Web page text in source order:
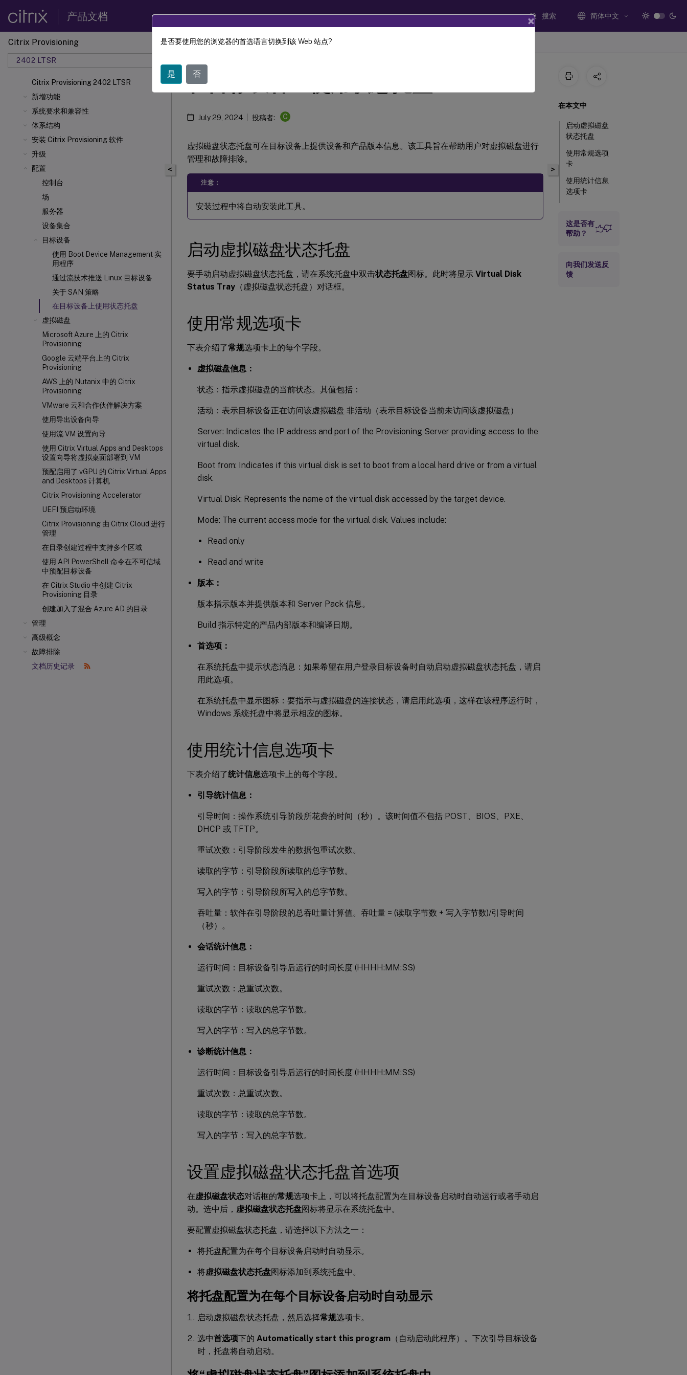
产品文档 搜索 简体中文
Citrix Provisioning
2402 LTSR
Citrix Provisioning 2402 LTSR
新增功能
系统要求和兼容性
体系结构
安装 Citrix Provisioning 软件
升级
配置
控制台
场
服务器
设备集合
目标设备
使用 Boot Device Management 实
用程序
通过流技术推送 Linux 目标设备
关于 SAN 策略
在目标设备上使用状态托盘
虚拟磁盘
Microsoft Azure 上的 Citrix
Provisioning
Google 云端平台上的 Citrix
Provisioning
AWS 上的 Nutanix 中的 Citrix
Provisioning
VMware 云和合作伙伴解决方案
使用导出设备向导
使用流 VM 设置向导
使用 Citrix Virtual Apps and Desktops
设置向导将虚拟桌面部署到 VM
预配启用了 vGPU 的 Citrix Virtual Apps
and Desktops 计算机
Citrix Provisioning Accelerator
UEFI 预启动环境
Citrix Provisioning 由 Citrix Cloud 进行
管理
在目录创建过程中支持多个区域
使用 API PowerShell 命令在不可信域
中预配目标设备
在 Citrix Studio 中创建 Citrix
Provisioning 目录
创建加入了混合 Azure AD 的目录
管理
高级概念
故障排除
文档历史记录
Citrix Provisioning Citrix Provisioning 2402 LTSR
<
在目标设备上使用状态托盘
July 29, 2024 投稿者: C
虚拟磁盘状态托盘可在目标设备上提供设备和产品版本信息。该工具旨在帮助用户对虚拟磁盘进行
管理和故障排除。
注意：
安装过程中将自动安装此工具。
启动虚拟磁盘状态托盘
要手动启动虚拟磁盘状态托盘，请在系统托盘中双击状态托盘图标。此时将显示 Virtual Disk
Status Tray （虚拟磁盘状态托盘）对话框。
使用常规选项卡
下表介绍了常规选项卡上的每个字段。
虚拟磁盘信息：
状态：指示虚拟磁盘的当前状态。其值包括：
活动：表示目标设备正在访问该虚拟磁盘 非活动（表示目标设备当前未访问该虚拟磁盘）
Server: Indicates the IP address and port of the Provisioning Server providing access to the
virtual disk.
Boot from: Indicates if this virtual disk is set to boot from a local hard drive or from a virtual
disk.
Virtual Disk: Represents the name of the virtual disk accessed by the target device.
Mode: The current access mode for the virtual disk. Values include:
Read only
Read and write
版本：
版本指示版本并提供版本和 Server Pack 信息。
Build 指示特定的产品内部版本和编译日期。
首选项：
在系统托盘中提示状态消息：如果希望在用户登录目标设备时自动启动虚拟磁盘状态托盘，请启
用此选项。
在系统托盘中显示图标：要指示与虚拟磁盘的连接状态，请启用此选项，这样在该程序运行时，
Windows 系统托盘中将显示相应的图标。
使用统计信息选项卡
下表介绍了统计信息选项卡上的每个字段。
引导统计信息：
引导时间：操作系统引导阶段所花费的时间（秒）。该时间值不包括 POST、BIOS、PXE、
DHCP 或 TFTP。
重试次数：引导阶段发生的数据包重试次数。
读取的字节：引导阶段所读取的总字节数。
写入的字节：引导阶段所写入的总字节数。
吞吐量：软件在引导阶段的总吞吐量计算值。吞吐量 = (读取字节数 + 写入字节数)/引导时间
（秒）。
会话统计信息：
运行时间：目标设备引导后运行的时间长度 (HHHH:MM:SS)
重试次数：总重试次数。
读取的字节：读取的总字节数。
写入的字节：写入的总字节数。
诊断统计信息：
运行时间：目标设备引导后运行的时间长度 (HHHH:MM:SS)
重试次数：总重试次数。
读取的字节：读取的总字节数。
写入的字节：写入的总字节数。
设置虚拟磁盘状态托盘首选项
在虚拟磁盘状态对话框的常规选项卡上，可以将托盘配置为在目标设备启动时自动运行或者手动启
动。选中后， 虚拟磁盘状态托盘图标将显示在系统托盘中。
要配置虚拟磁盘状态托盘，请选择以下方法之一：
将托盘配置为在每个目标设备启动时自动显示。
将虚拟磁盘状态托盘图标添加到系统托盘中。
将托盘配置为在每个目标设备启动时自动显示
启动虚拟磁盘状态托盘，然后选择常规选项卡。
选中首选项下的 Automatically start this program （自动启动此程序）。下次引导目标设备
时，托盘将自动启动。
>
在本文中
启动虚拟磁盘
状态托盘
使用常规选项
卡
使用统计信息
选项卡
项
这是否有
帮助？
向我们发送反
馈
×
是否要使用您的浏览器的首选语言切换到该 Web 站点?
是 否